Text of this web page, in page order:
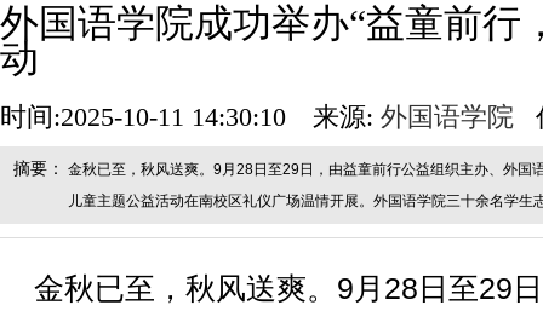
外国语学院成功举办“益童前行
动
时间:2025-10-11 14:30:10 来源: 外国语学院
摘要：
金秋已至，秋风送爽。9月28日至29日，由益童前行公益组织主办、外国
儿童主题公益活动在南校区礼仪广场温情开展。外国语学院三十余名学生
金秋已至，秋风送爽。9月28日至29